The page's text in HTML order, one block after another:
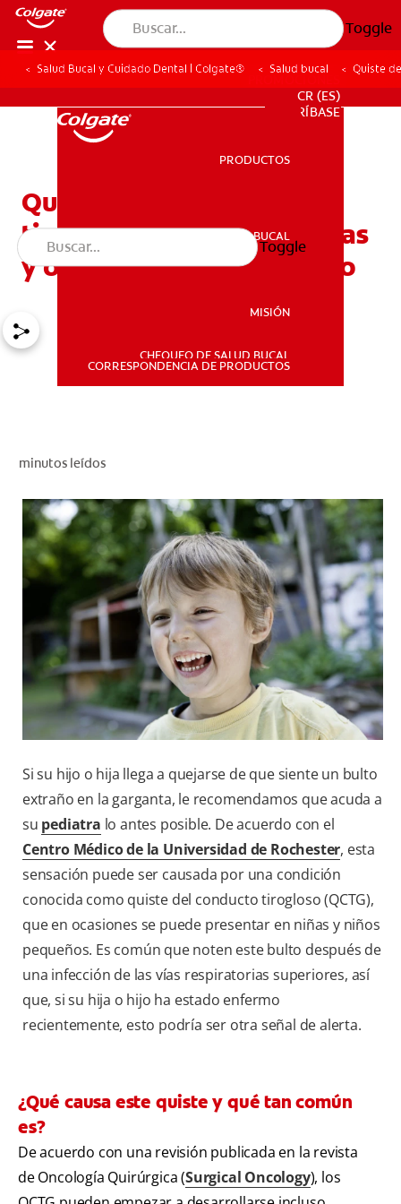
Toggle
SALUD BUCAL
PROMOCIONES
CR (ES)
SUSCRÍBASE
CR (ES)
SUSCRÍBASE
PRODUCTOS
SALUD BUCAL
MISIÓN
CHEQUEO DE SALUD BUCAL
CORRESPONDENCIA DE PRODUCTOS
Toggle
Salud Bucal y Cuidado Dental | Colgate® Salud bucal Quiste
Quiste del conducto
tirogloso: Causas, síntomas
y opciones de tratamiento
minutos leídos
Si su hijo o hija llega a quejarse de que siente un bulto
extraño en la garganta, le recomendamos que acuda a
su pediatra lo antes posible. De acuerdo con el
Centro Médico de la Universidad de Rochester, esta
sensación puede ser causada por una condición
conocida como quiste del conducto tirogloso (QCTG),
que en ocasiones se puede presentar en niñas y niños
pequeños. Es común que noten este bulto después de
una infección de las vías respiratorias superiores, así
que, si su hija o hijo ha estado enfermo
recientemente, esto podría ser otra señal de alerta.
¿Qué causa este quiste y qué tan común
es?
De acuerdo con una revisión publicada en la revista
de Oncología Quirúrgica (Surgical Oncology), los